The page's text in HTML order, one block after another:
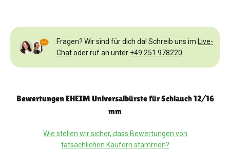
Fragen? Wir sind für dich da! Schreib uns im Live-
Chatoder ruf an unter +49 251 978220
Bewertungen EHEIM Universalbürste für Schlauch 12/16
mm
Wie stellen wir sicher, dass Bewertungen von
tatsächlichen Käufern stammen?